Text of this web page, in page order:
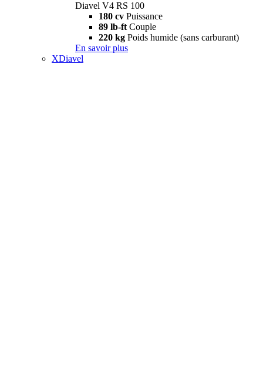
Diavel V4 RS 100
180 cv Puissance
89 lb-ft Couple
220 kg Poids humide (sans carburant)
En savoir plus
XDiavel